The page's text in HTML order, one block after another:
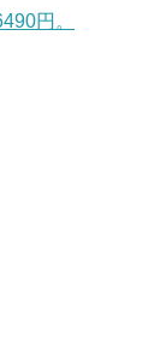
円。